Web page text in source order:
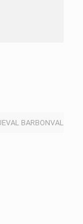
BARBONVAL